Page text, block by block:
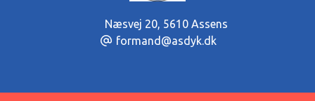
Næsvej 20, 5610 Assens
formand@asdyk.dk